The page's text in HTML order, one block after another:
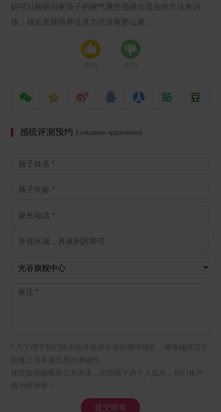
妈可以根据自家孩子的脾气秉性选择出适合的方法来训
练，就会发现培养注意力也没有那么难。
感统评测预约 Evaluation appointment
* 为了便于我们联系您并提供专业的测评报告，请准确填写并
检查上述各项信息的准确性。
优佳加智能教育公开承诺：您所留下的个人信息，我们将严
格为您保密！